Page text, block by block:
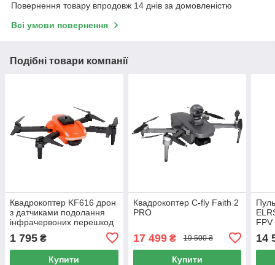
Повернення товару впродовж 14 днів за домовленістю
Всі умови повернення
Подібні товари компанії
Квадрокоптер KF616 дрон
з датчиками подолання
інфрачервоних перешкод
1 795 ₴
Купити
Квадрокоптер C-fly Faith 2
PRO
17 499₴ 19 500 ₴
Купити
FPV
14